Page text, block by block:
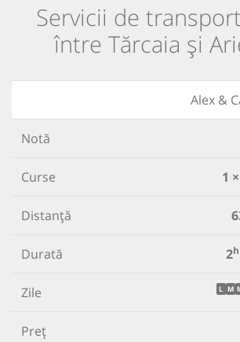
Servicii de
între Tărcaia și
Alex &
Notă
Curse 1 ×
Distanță
Durată 2h
Zile L M
Preț